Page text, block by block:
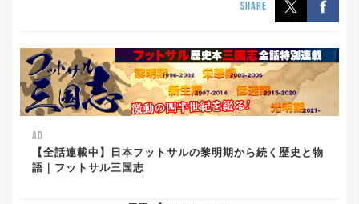
SHARE
AD
【全話連載中】日本フットサルの黎明期から続く歴史と物
語｜フットサル三国志